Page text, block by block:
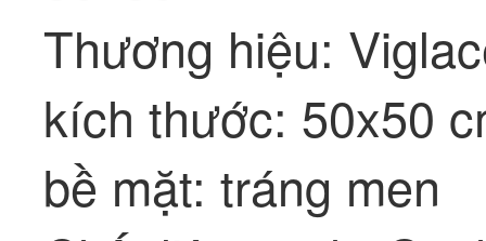
Thương hiệu:
kích thước: 50x50
bề mặt: tráng men